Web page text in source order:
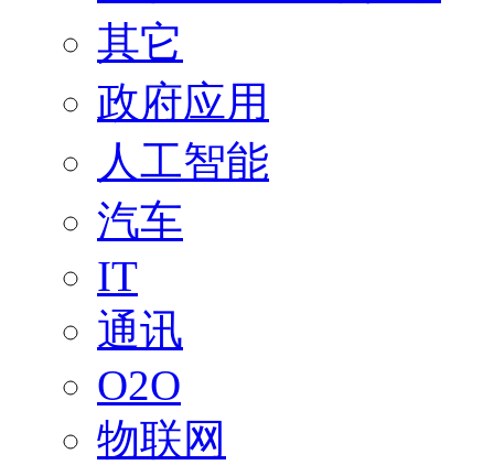
其它
政府应用
人工智能
汽车
IT
通讯
O2O
物联网